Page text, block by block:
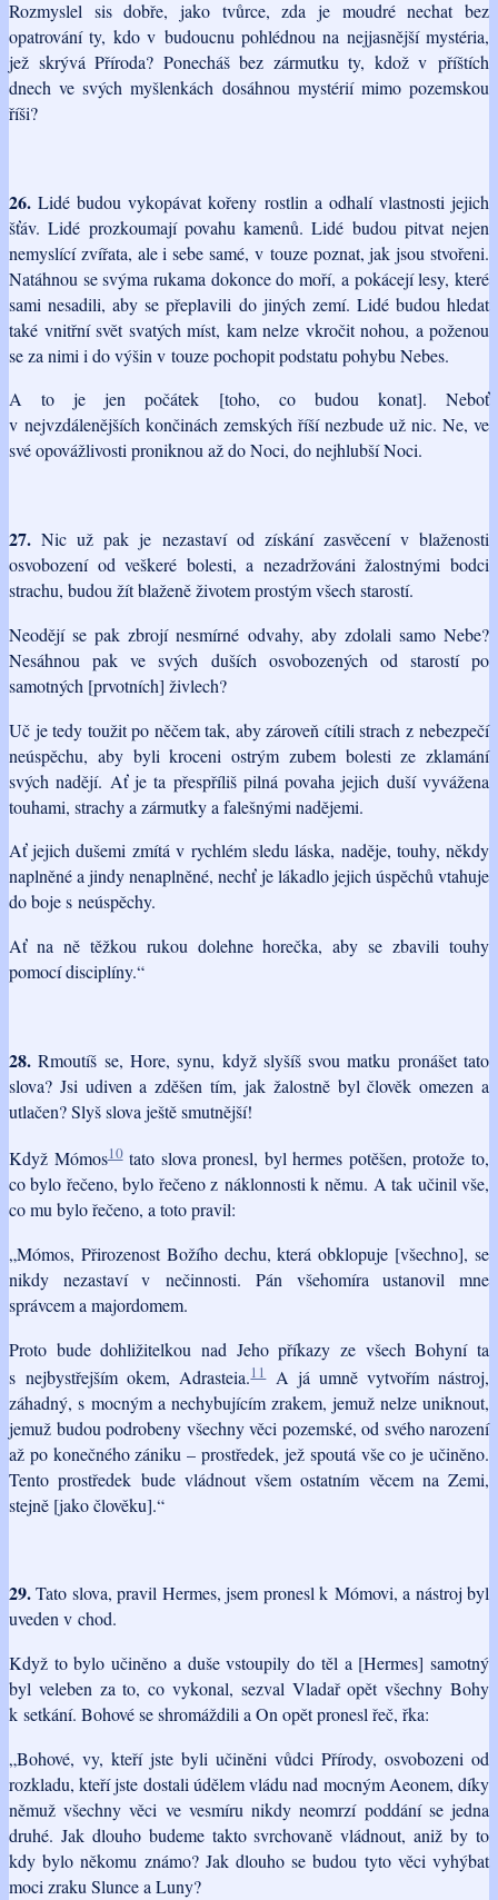
Rozmyslel sis dobře, jako tvůrce, zda je moudré nechat bez
opatrování ty, kdo v budoucnu pohlédnou na nejjasnější mystéria,
jež skrývá Příroda? Ponecháš bez zármutku ty, kdož v příštích
dnech ve svých myšlenkách dosáhnou mystérií mimo pozemskou
říši?
26. Lidé budou vykopávat kořeny rostlin a odhalí vlastnosti jejich
šťáv. Lidé prozkoumají povahu kamenů. Lidé budou pitvat nejen
nemyslící zvířata, ale i sebe samé, v touze poznat, jak jsou stvořeni.
Natáhnou se svýma rukama dokonce do moří, a pokácejí lesy, které
sami nesadili, aby se přeplavili do jiných zemí. Lidé budou hledat
také vnitřní svět svatých míst, kam nelze vkročit nohou, a poženou
se za nimi i do výšin v touze pochopit podstatu pohybu Nebes.
A to je jen počátek [toho, co budou konat]. Neboť
v nejvzdálenějších končinách zemských říší nezbude už nic. Ne, ve
své opovážlivosti proniknou až do Noci, do nejhlubší Noci.
27. Nic už pak je nezastaví od získání zasvěcení v blaženosti
osvobození od veškeré bolesti, a nezadržováni žalostnými bodci
strachu, budou žít blaženě životem prostým všech starostí.
Neodějí se pak zbrojí nesmírné odvahy, aby zdolali samo Nebe?
Nesáhnou pak ve svých duších osvobozených od starostí po
samotných [prvotních] živlech?
Uč je tedy toužit po něčem tak, aby zároveň cítili strach z nebezpečí
neúspěchu, aby byli kroceni ostrým zubem bolesti ze zklamání
svých nadějí. Ať je ta přespříliš pilná povaha jejich duší vyvážena
touhami, strachy a zármutky a falešnými nadějemi.
Ať jejich dušemi zmítá v rychlém sledu láska, naděje, touhy, někdy
naplněné a jindy nenaplněné, nechť je lákadlo jejich úspěchů vtahuje
do boje s neúspěchy.
Ať na ně těžkou rukou dolehne horečka, aby se zbavili touhy
pomocí disciplíny.“
28. Rmoutíš se, Hore, synu, když slyšíš svou matku pronášet tato
slova? Jsi udiven a zděšen tím, jak žalostně byl člověk omezen a
utlačen? Slyš slova ještě smutnější!
Když Mómos10tato slova pronesl, byl hermes potěšen, protože to,
co bylo řečeno, bylo řečeno z náklonnosti k němu. A tak učinil vše,
co mu bylo řečeno, a toto pravil:
„Mómos, Přirozenost Božího dechu, která obklopuje [všechno], se
nikdy nezastaví v nečinnosti. Pán všehomíra ustanovil mne
správcem a majordomem.
Proto bude dohližitelkou nad Jeho příkazy ze všech Bohyní ta
s nejbystřejším okem, Adrasteia.11A já umně vytvořím nástroj,
záhadný, s mocným a nechybujícím zrakem, jemuž nelze uniknout,
jemuž budou podrobeny všechny věci pozemské, od svého narození
až po konečného zániku – prostředek, jež spoutá vše co je učiněno.
Tento prostředek bude vládnout všem ostatním věcem na Zemi,
stejně [jako člověku].“
29.Tato slova, pravil Hermes, jsem pronesl k Mómovi, a nástroj byl
uveden v chod.
Když to bylo učiněno a duše vstoupily do těl a [Hermes] samotný
byl veleben za to, co vykonal, sezval Vladař opět všechny Bohy
k setkání. Bohové se shromáždili a On opět pronesl řeč, řka:
„Bohové, vy, kteří jste byli učiněni vůdci Přírody, osvobozeni od
rozkladu, kteří jste dostali údělem vládu nad mocným Aeonem, díky
němuž všechny věci ve vesmíru nikdy neomrzí poddání se jedna
druhé. Jak dlouho budeme takto svrchovaně vládnout, aniž by to
kdy bylo někomu známo? Jak dlouho se budou tyto věci vyhýbat
moci zraku Slunce a Luny?